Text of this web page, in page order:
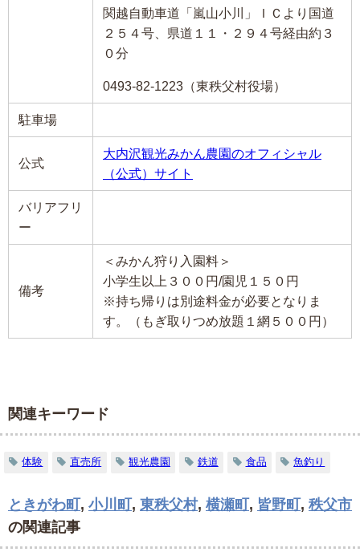
関越自動車道「嵐山小川」ＩＣより国道
２５４号、県道１１・２９４号経由約３
０分
0493-82-1223（東秩父村役場）
駐車場
公式
大内沢観光みかん農園のオフィシャル
（公式）サイト
バリアフリ
ー
備考
＜みかん狩り入園料＞
小学生以上３００円/園児１５０円
※持ち帰りは別途料金が必要となりま
す。（もぎ取りつめ放題１網５００円）
関連キーワード
体験 直売所 観光農園 鉄道 食品 魚釣り
ときがわ町 , 小川町 , 東秩父村, 横瀬町 , 皆野町 , 秩父市
の関連記事